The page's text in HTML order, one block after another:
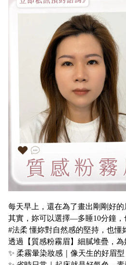
每天早上，還在為了畫出剛剛好的
其實，妳可以選擇—多睡10分鐘，
#法柔 懂妳對自然感的堅持，也懂
透過【質感粉霧眉】細膩堆疊，為
✨ 柔霧暈染妝感｜像天生的好眉